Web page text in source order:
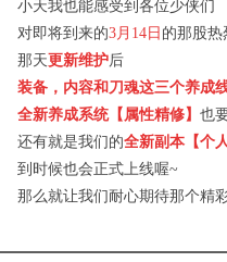
小天我也能感受到各位少侠们
对即将到来的3月 14日 的那股热
那天更新维护后
装备，内容和刀魂这三个养成
全新养成系统【属性精修】 也
还有就是我们的全新副本【个
到时候也会正式上线喔~
那么就让我们耐心期待那个精